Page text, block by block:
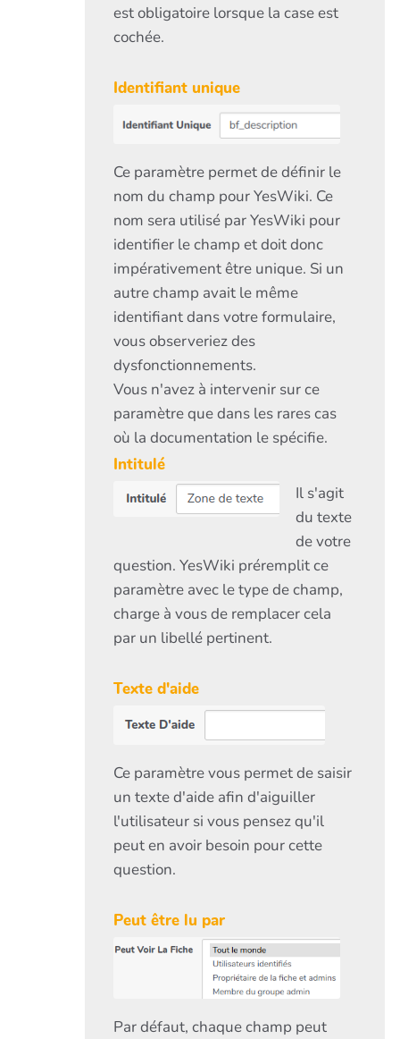
est obligatoire lorsque la case est
cochée.
Identifiant unique
Ce paramètre permet de définir le
nom du champ pour YesWiki. Ce
nom sera utilisé par YesWiki pour
identifier le champ et doit donc
impérativement être unique. Si un
autre champ avait le même
identifiant dans votre formulaire,
vous observeriez des
dysfonctionnements.
Vous n'avez à intervenir sur ce
paramètre que dans les rares cas
où la documentation le spécifie.
Intitulé
Il s'agit
du texte
de votre
question. YesWiki préremplit ce
paramètre avec le type de champ,
charge à vous de remplacer cela
par un libellé pertinent.
Texte d'aide
Ce paramètre vous permet de saisir
un texte d'aide afin d'aiguiller
l'utilisateur si vous pensez qu'il
peut en avoir besoin pour cette
question.
Peut être lu par
Par défaut, chaque champ peut